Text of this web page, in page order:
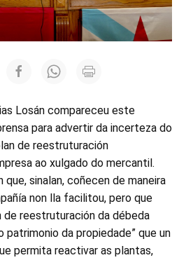
Losán compareceu este
para advertir da incerteza do
de reestruturación
ao xulgado do mercantil.
que, sinalan, coñecen de maneira
non lla facilitou, pero que
de reestruturación da débeda
patrimonio da propiedade” que un
permita reactivar as plantas,